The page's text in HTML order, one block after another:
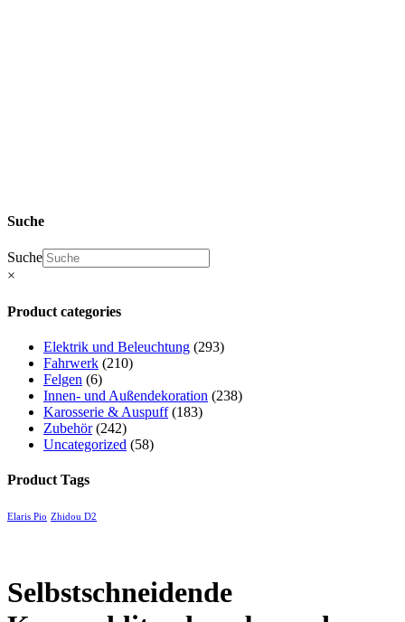
Suche
Suche
×
Product categories
Elektrik und Beleuchtung (293)
Fahrwerk (210)
Felgen (6)
Innen- und Außendekoration (238)
Karosserie & Auspuff (183)
Zubehör (242)
Uncategorized (58)
Product Tags
Elaris Pio Zhidou D2
Selbstschneidende